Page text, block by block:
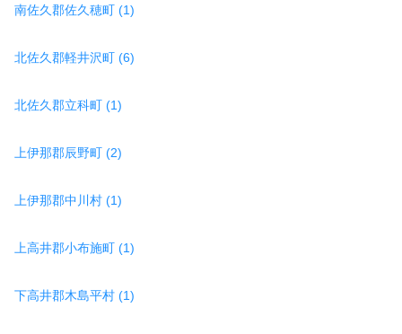
南佐久郡佐久穂町 (1)
北佐久郡軽井沢町 (6)
北佐久郡立科町 (1)
上伊那郡辰野町 (2)
上伊那郡中川村 (1)
上高井郡小布施町 (1)
下高井郡木島平村 (1)